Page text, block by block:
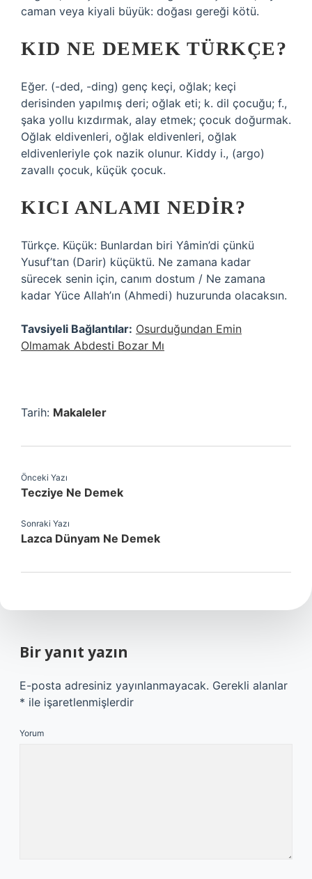
caman veya kiyali büyük: doğası gereği kötü.
KID NE DEMEK TÜRKÇE?
Eğer. (-ded, -ding) genç keçi, oğlak; keçi
derisinden yapılmış deri; oğlak eti; k. dil çocuğu; f.,
şaka yollu kızdırmak, alay etmek; çocuk doğurmak.
Oğlak eldivenleri, oğlak eldivenleri, oğlak
eldivenleriyle çok nazik olunur. Kiddy i., (argo)
zavallı çocuk, küçük çocuk.
KICI ANLAMI NEDIR?
Türkçe. Küçük: Bunlardan biri Yâmin’di çünkü
Yusuf’tan (Darir) küçüktü. Ne zamana kadar
sürecek senin için, canım dostum / Ne zamana
kadar Yüce Allah’ın (Ahmedi) huzurunda olacaksın.
Tavsiyeli Bağlantılar: Osurduğundan Emin
Olmamak Abdesti Bozar Mı
Tarih: Makaleler
Önceki Yazı
Tecziye Ne Demek
Sonraki Yazı
Lazca Dünyam Ne Demek
Bir yanıt yazın
E-posta adresiniz yayınlanmayacak. Gerekli alanlar
* ile işaretlenmişlerdir
Yorum